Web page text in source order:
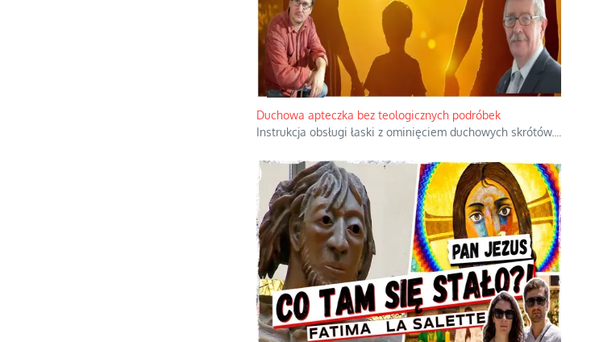
Duchowa apteczka bez teologicznych podróbek
Instrukcja obsługi łaski z ominięciem duchowych skrótów.